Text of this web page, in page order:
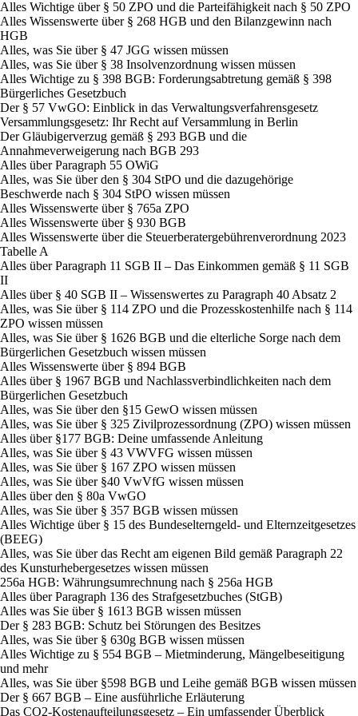
Alles Wichtige über § 50 ZPO und die Parteifähigkeit nach § 50 ZPO
Alles Wissenswerte über § 268 HGB und den Bilanzgewinn nach
HGB
Alles, was Sie über § 47 JGG wissen müssen
Alles, was Sie über § 38 Insolvenzordnung wissen müssen
Alles Wichtige zu § 398 BGB: Forderungsabtretung gemäß § 398
Bürgerliches Gesetzbuch
Der § 57 VwGO: Einblick in das Verwaltungsverfahrensgesetz
Versammlungsgesetz: Ihr Recht auf Versammlung in Berlin
Der Gläubigerverzug gemäß § 293 BGB und die
Annahmeverweigerung nach BGB 293
Alles über Paragraph 55 OWiG
Alles, was Sie über den § 304 StPO und die dazugehörige
Beschwerde nach § 304 StPO wissen müssen
Alles Wissenswerte über § 765a ZPO
Alles Wissenswerte über § 930 BGB
Alles Wissenswerte über die Steuerberatergebührenverordnung 2023
Tabelle A
Alles über Paragraph 11 SGB II – Das Einkommen gemäß § 11 SGB
II
Alles über § 40 SGB II – Wissenswertes zu Paragraph 40 Absatz 2
Alles, was Sie über § 114 ZPO und die Prozesskostenhilfe nach § 114
ZPO wissen müssen
Alles, was Sie über § 1626 BGB und die elterliche Sorge nach dem
Bürgerlichen Gesetzbuch wissen müssen
Alles Wissenswerte über § 894 BGB
Alles über § 1967 BGB und Nachlassverbindlichkeiten nach dem
Bürgerlichen Gesetzbuch
Alles, was Sie über den §15 GewO wissen müssen
Alles, was Sie über § 325 Zivilprozessordnung (ZPO) wissen müssen
Alles über §177 BGB: Deine umfassende Anleitung
Alles, was Sie über § 43 VWVFG wissen müssen
Alles, was Sie über § 167 ZPO wissen müssen
Alles, was Sie über §40 VwVfG wissen müssen
Alles über den § 80a VwGO
Alles, was Sie über § 357 BGB wissen müssen
Alles Wichtige über § 15 des Bundeselterngeld- und Elternzeitgesetzes
(BEEG)
Alles, was Sie über das Recht am eigenen Bild gemäß Paragraph 22
des Kunsturhebergesetzes wissen müssen
256a HGB: Währungsumrechnung nach § 256a HGB
Alles über Paragraph 136 des Strafgesetzbuches (StGB)
Alles was Sie über § 1613 BGB wissen müssen
Der § 283 BGB: Schutz bei Störungen des Besitzes
Alles, was Sie über § 630g BGB wissen müssen
Alles Wichtige zu § 554 BGB – Mietminderung, Mängelbeseitigung
und mehr
Alles, was Sie über §598 BGB und Leihe gemäß BGB wissen müssen
Der § 667 BGB – Eine ausführliche Erläuterung
Das CO2-Kostenaufteilungsgesetz – Ein umfassender Überblick